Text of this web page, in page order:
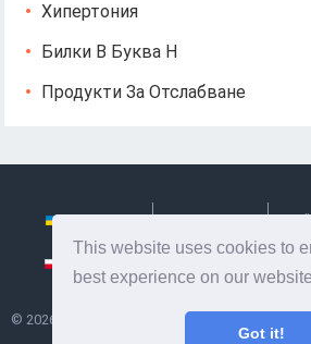
This website uses cookies to
best experience on our
Got it!
Хипертония
Билки В Буква Н
Продукти За Отслабване
© 2026
- Полезна информация и